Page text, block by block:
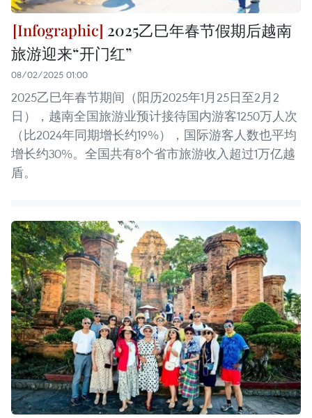
2025乙巳年春节假期后越南
旅游迎来“开门红”
08/02/2025 01:00
2025乙巳年春节期间（阳历2025年1月25日至2月2
日），越南全国旅游业预计接待国内游客1250万人次
（比2024年同期增长约19%），国际游客人数也平均
增长约30%。全国共有8个省市旅游收入超过1万亿越
盾。